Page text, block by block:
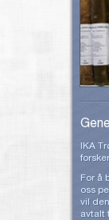
IKA
For å
oss
vil
avtalt